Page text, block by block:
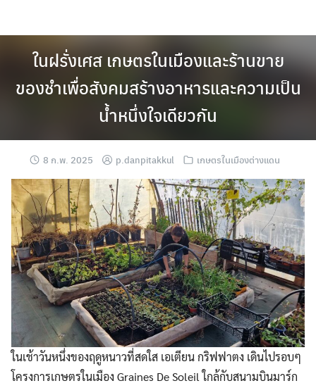
ในฝรั่งเศส เกษตรในเมืองและร้านขาย
ของชำเพื่อสังคมสร้างอาหารและความเป็น
น้ำหนึ่งใจเดียวกัน
8 ก.พ. 2025 p.danpitakkul เกษตรในเมืองต่างแดน
ในเช้าวันหนึ่งของฤดูหนาวที่สดใส เอเตียน กริฟฟาตง เดินไปรอบๆ
โครงการเกษตรในเมือง Graines De Soleil ใกล้กับสนามบินมาร์ก